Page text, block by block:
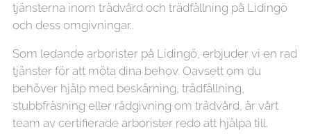
tjänsterna inom trädvård och trädfällning på Lidingö
och dess omgivningar..
Som ledande arborister på Lidingö, erbjuder vi en rad
tjänster för att möta dina behov. Oavsett om du
behöver hjälp med beskärning, trädfällning,
stubbfräsning eller rådgivning om trädvård, är vårt
team av certifierade arborister redo att hjälpa till.